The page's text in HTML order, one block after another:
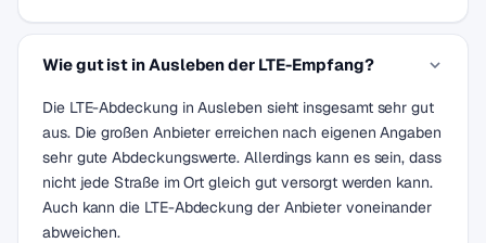
Wie gut ist in Ausleben der LTE-Empfang?
Die LTE-Abdeckung in Ausleben sieht insgesamt sehr gut
aus. Die großen Anbieter erreichen nach eigenen Angaben
sehr gute Abdeckungswerte. Allerdings kann es sein, dass
nicht jede Straße im Ort gleich gut versorgt werden kann.
Auch kann die LTE-Abdeckung der Anbieter voneinander
abweichen.